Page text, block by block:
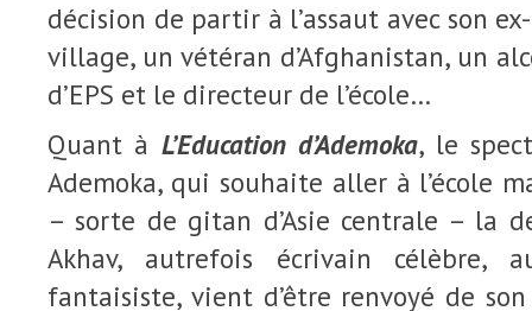
décision de partir à l’assaut avec son
village, un vétéran d’Afghanistan, un
d’EPS et le directeur de l’école…
Quant à L’Education d’Ademoka, le
Ademoka, qui souhaite aller à l’école
– sorte de gitan d’Asie centrale – la
Akhav, autrefois écrivain célèbre,
fantaisiste, vient d’être renvoyé de